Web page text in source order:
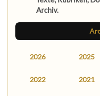
Archiv.
2026 2025
2022 2021